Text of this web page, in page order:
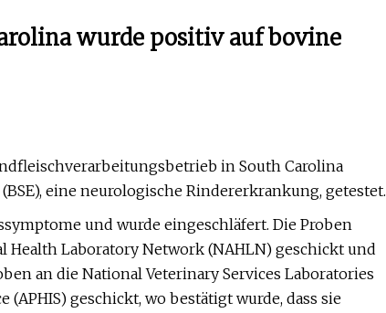
wurde positiv auf bovine
in South Carolina
eine neurologische Rindererkrankung, getestet.
und wurde eingeschläfert. Die Proben
Laboratory Network (NAHLN) geschickt und
an die National Veterinary Services Laboratories
(APHIS) geschickt, wo bestätigt wurde, dass sie